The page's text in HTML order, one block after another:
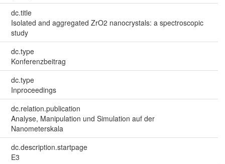
dc.title
Isolated and aggregated ZrO2 nanocrystals: a spectroscopic
study
dc.type
Konferenzbeitrag
dc.type
Inproceedings
dc.relation.publication
Analyse, Manipulation und Simulation auf der
Nanometerskala
dc.description.startpage
E3